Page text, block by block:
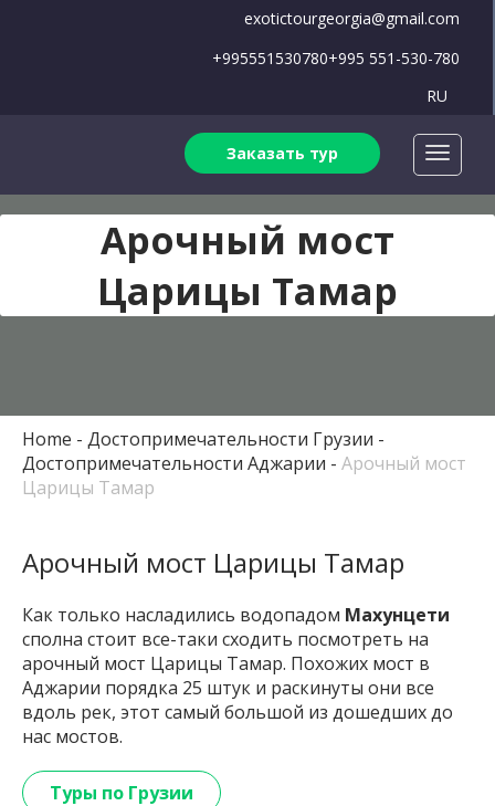
exotictourgeorgia@gmail.com
+995551530780+995 551-530-780
RU
Заказать тур
Арочный мост
Царицы Тамар
Home
Достопримечательности Грузии
Достопримечательности Аджарии
Арочный мост
Царицы Тамар
Арочный мост Царицы Тамар
Как только насладились водопадом Махунцети
сполна стоит все-таки сходить посмотреть на
арочный мост Царицы Тамар. Похожих мост в
Аджарии порядка 25 штук и раскинуты они все
вдоль рек, этот самый большой из дошедших до
нас мостов.
Туры по Грузии